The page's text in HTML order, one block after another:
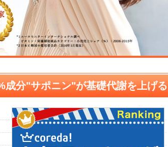
成分"サポニン"が基礎代謝を上げる